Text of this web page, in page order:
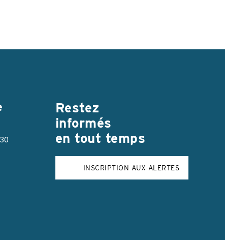
Restez
informés
en tout temps
INSCRIPTION AUX ALERTES